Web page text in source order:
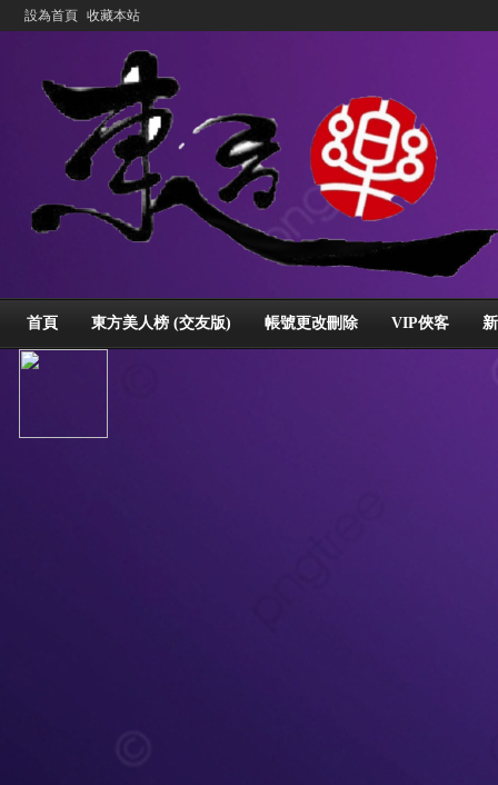
設為首頁 收藏本站
首頁 東方美人榜 (交友版) 帳號更改刪除 VIP俠客